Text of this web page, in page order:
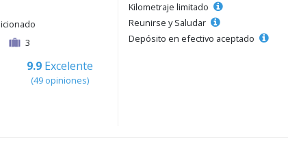
3
9.9 Excelente
(49 opiniones)
Kilometraje limitado
Reunirse y Saludar
Depósito en efectivo aceptado